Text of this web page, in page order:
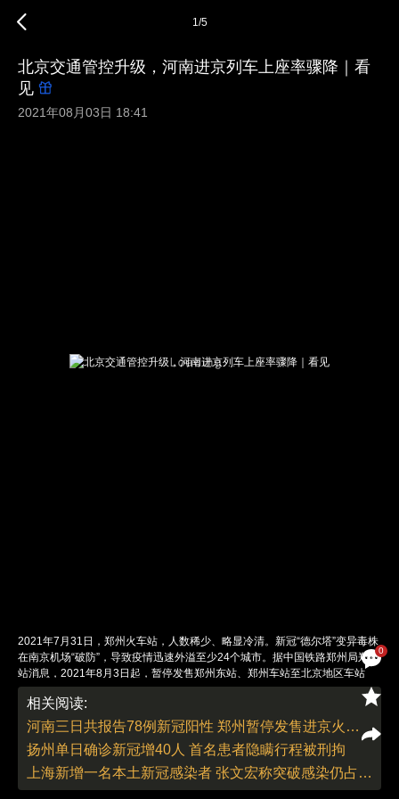
0
1/5
北京交通管控升级，河南进京列车上座率骤降｜看
见
2021年08月03日 18:41
2021年7月31日，郑州火车站，人数稀少、略显冷清。新冠“德尔塔”变异毒株
在南京机场“破防”，导致疫情迅速外溢至少24个城市。据中国铁路郑州局郑州
站消息，2021年8月3日起，暂停发售郑州东站、郑州车站至北京地区车站
（北京西、北京等）车票。图/财新记者 陈亮
责任编辑：郭现中 | 版面编辑：邓舒方
相关阅读:
河南三日共报告78例新冠阳性 郑州暂停发售进京火车票
扬州单日确诊新冠增40人 首名患者隐瞒行程被刑拘
上海新增一名本土新冠感染者 张文宏称突破感染仍占少数